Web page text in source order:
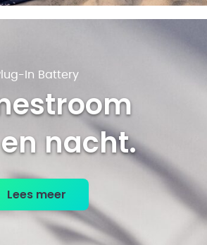
In Battery
nacht
Lees meer